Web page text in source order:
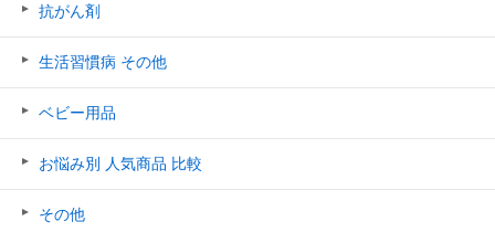
抗がん剤
生活習慣病 その他
ベビー用品
お悩み別 人気商品 比較
その他